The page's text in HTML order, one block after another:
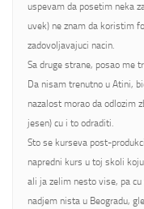
uspevam da posetim neka
uvek) ne znam da koristim
zadovoljavajuci nacin.
Sa druge strane, posao me
Da nisam trenutno u Atini,
nazalost morao da odlozim
jesen) cu i to odraditi.
Sto se kurseva post-
napredni kurs u toj skoli
ali ja zelim nesto vise, pa
nadjem nista u Beogradu,